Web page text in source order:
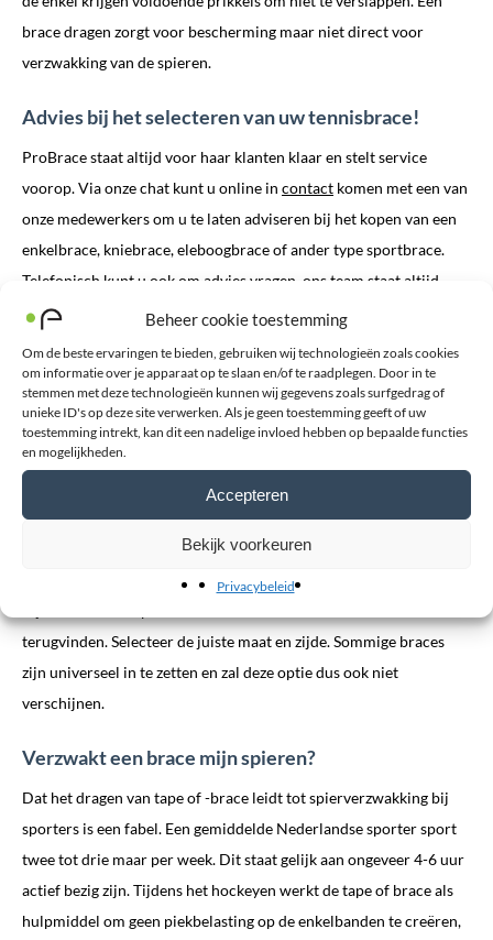
Beheer cookie toestemming
Om de beste ervaringen te bieden, gebruiken wij technologieën zoals cookies
om informatie over je apparaat op te slaan en/of te raadplegen. Door in te
stemmen met deze technologieën kunnen wij gegevens zoals surfgedrag of
unieke ID's op deze site verwerken. Als je geen toestemming geeft of uw
toestemming intrekt, kan dit een nadelige invloed hebben op bepaalde functies
en mogelijkheden.
Accepteren
Bekijk voorkeuren
Privacybeleid
brace dragen zorgt voor bescherming maar niet direct voor
verzwakking van de spieren.
Advies bij het selecteren van uw tennisbrace!
ProBrace staat altijd voor haar klanten klaar en stelt service
voorop. Via onze chat kunt u online in contact komen met een van
onze medewerkers om u te laten adviseren bij het kopen van een
enkelbrace, kniebrace, eleboogbrace of ander type sportbrace.
Telefonisch kunt u ook om advies vragen, ons team staat altijd
voor u klaar. Wilt u de brace graag passen en even vasthouden.
onzeaanmeetpunten.
ProBrace biedt alleen tennisbraces aan waar wij als specialisten
honderd procent achter staan. Wilt u graag een ander type brace
die niet op onze site staat, neem dan gerust contact met ons
op. wij zijn specialisten in ons vak! opgeleid om sportbraces,
bandages en andere medische voorzieningen aan te meten.
terugvinden. Selecteer de juiste maat en zijde. Sommige braces
zijn universeel in te zetten en zal deze optie dus ook niet
verschijnen.
Verzwakt een brace mijn spieren?
Dat het dragen van tape of -brace leidt tot spierverzwakking bij
sporters is een fabel. Een gemiddelde Nederlandse sporter sport
twee tot drie maar per week. Dit staat gelijk aan ongeveer 4-6 uur
actief bezig zijn. Tijdens het hockeyen werkt de tape of brace als
hulpmiddel om geen piekbelasting op de enkelbanden te creëren,